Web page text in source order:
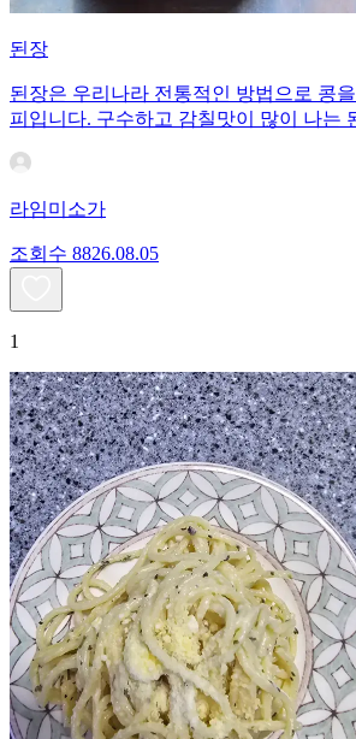
된장
된장은 우리나라 전통적인 방법으로 콩
피입니다. 구수하고 감칠맛이 많이 나는
라임미소가
조회수 8826.08.05
1